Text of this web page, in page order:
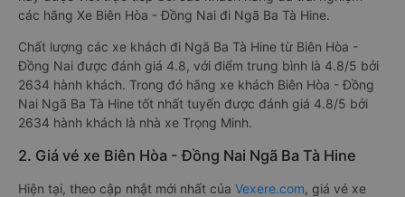
các hãng Xe Biên Hòa - Đồng Nai đi Ngã Ba Tà Hine.
Chất lượng các xe khách đi Ngã Ba Tà Hine từ Biên Hòa -
Đồng Nai được đánh giá 4.8, với điểm trung bình là 4.8/5 bởi
2634 hành khách. Trong đó hãng xe khách Biên Hòa - Đồng
Nai Ngã Ba Tà Hine tốt nhất tuyến được đánh giá 4.8/5 bởi
2634 hành khách là nhà xe Trọng Minh.
2. Giá vé xe Biên Hòa - Đồng Nai Ngã Ba Tà Hine
Hiện tại, theo cập nhật mới nhất của Vexere.com, giá vé xe